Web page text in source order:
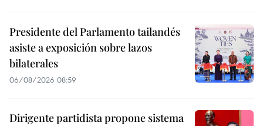
Presidente del Parlamento tailandés
asiste a exposición sobre lazos
bilaterales
06/08/2026 08:59
Dirigente partidista propone sistema